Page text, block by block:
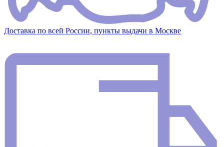
Доставка по всей России, пункты выдачи в Москве